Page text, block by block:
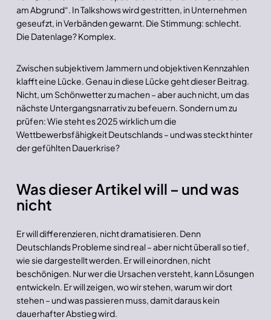
am Abgrund“. In Talkshows wird gestritten, in Unternehmen
geseufzt, in Verbänden gewarnt. Die Stimmung: schlecht.
Die Datenlage? Komplex.
Zwischen subjektivem Jammern und objektiven Kennzahlen
klafft eine Lücke. Genau in diese Lücke geht dieser Beitrag.
Nicht, um Schönwetter zu machen – aber auch nicht, um das
nächste Untergangsnarrativ zu befeuern. Sondern um zu
prüfen: Wie steht es 2025 wirklich um die
Wettbewerbsfähigkeit Deutschlands – und was steckt hinter
der gefühlten Dauerkrise?
Was dieser Artikel will – und was
nicht
Er will differenzieren, nicht dramatisieren. Denn
Deutschlands Probleme sind real – aber nicht überall so tief,
wie sie dargestellt werden. Er will einordnen, nicht
beschönigen. Nur wer die Ursachen versteht, kann Lösungen
entwickeln. Er will zeigen, wo wir stehen, warum wir dort
stehen – und was passieren muss, damit daraus kein
dauerhafter Abstieg wird.